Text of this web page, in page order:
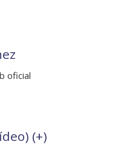
oficial
(+)